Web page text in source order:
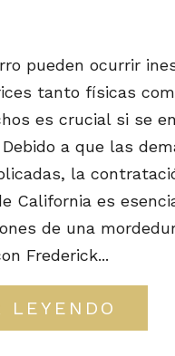
pueden ocurrir
tanto físicas
es crucial si se
a que las
la
California es
de una
Frederick...
LEYENDO